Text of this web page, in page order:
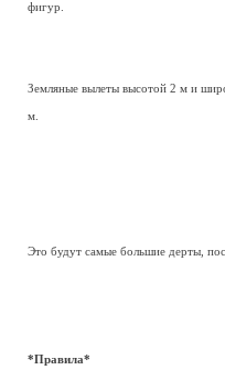
фигур.
Земляные вылеты высотой 2 м и
м.
Это будут самые большие дерты,
*Правила*